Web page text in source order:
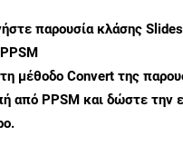
παρουσία κλάσης
μέθοδο Convert της
από PPSM και δώστε την